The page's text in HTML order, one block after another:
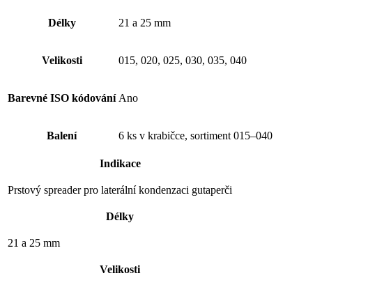
Délky 21 a 25 mm
Velikosti 015, 020, 025, 030, 035, 040
Barevné ISO kódování Ano
Balení 6 ks v krabičce, sortiment 015–040
Indikace
Prstový spreader pro laterální kondenzaci gutaperči
Délky
21 a 25 mm
Velikosti